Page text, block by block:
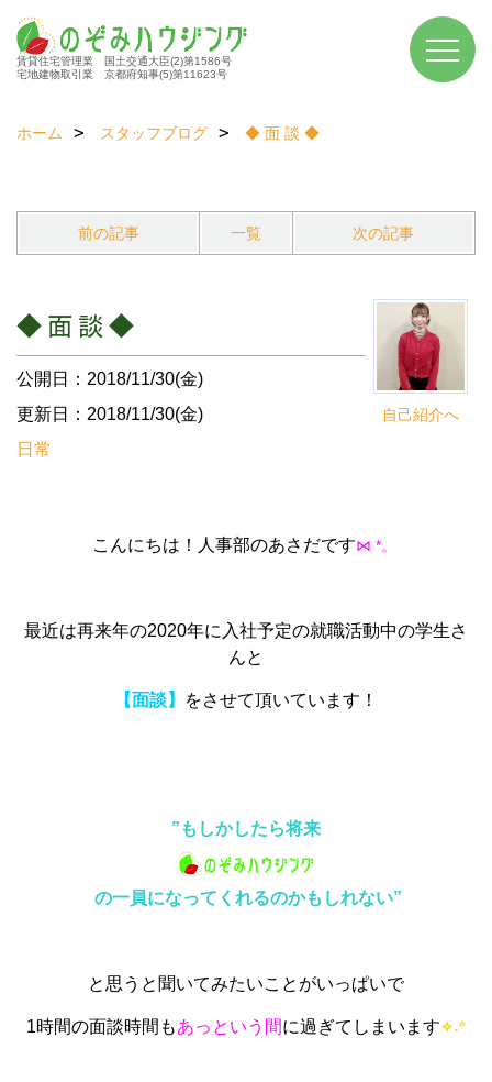
賃貸住宅管理業 国土交通大臣(2)第1586号
宅地建物取引業 京都府知事(5)第11623号
ホーム スタッフブログ ◆ 面 談 ◆
前の記事 一覧 次の記事
自己紹介へ
◆ 面 談 ◆
公開日：2018/11/30(金)
更新日：2018/11/30(金)
日常
こんにちは！人事部のあさだです⋈ *。
最近は再来年の2020年に入社予定の就職活動中の学生さ
んと
【面談】 をさせて頂いています！
”もしかしたら将来
の一員になってくれるのかもしれない”
と思うと聞いてみたいことがいっぱいで
1時間の面談時間 もあっという間に過ぎてしまいます✧˖°